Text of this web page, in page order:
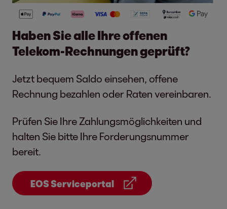
Haben Sie alle Ihre offenen
Telekom-Rechnungen geprüft?
Jetzt bequem Saldo einsehen, offene
Rechnung bezahlen oder Raten vereinbaren.
Prüfen Sie Ihre Zahlungsmöglichkeiten und
halten Sie bitte Ihre Forderungsnummer
bereit.
EOS Serviceportal